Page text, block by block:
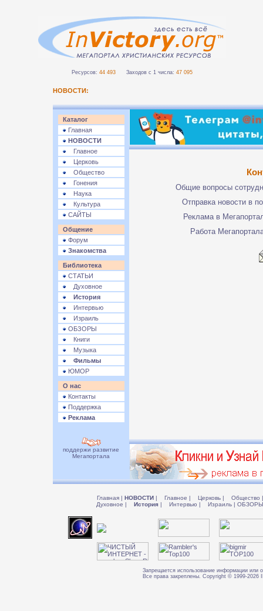
Ресурсов: 44 493 Заходов с 1 числа: 47 095
НОВОСТИ:
Каталог
Главная
НОВОСТИ
Главное
Церковь
Общество
Гонения
Наука
Культура
САЙТЫ
Общение
Форум
Знакомства
Библиотека
СТАТЬИ
Духовное
История
Интервью
Израиль
ОБЗОРЫ
Книги
Музыка
Фильмы
ЮМОР
О нас
Контакты
Поддержка
Реклама
Общие вопросы
Отправка новости в
Реклама в
Работа
поддержи развитие
Мегапортала
Главная | НОВОСТИ | Главное | Церковь | Общество |
Духовное | История | Интервью | Израиль |
Запрещается использование информации или
Все права закреплены. Copyright © 1999-